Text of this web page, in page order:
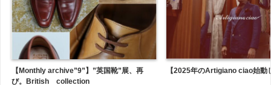
【Monthly archive”9”】”英国靴”展、再
び。British collection
【2025年のArtigiano ciao始動